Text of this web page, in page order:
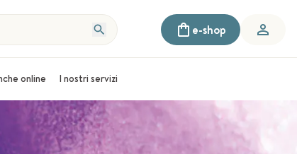
e-shop
online I nostri servizi